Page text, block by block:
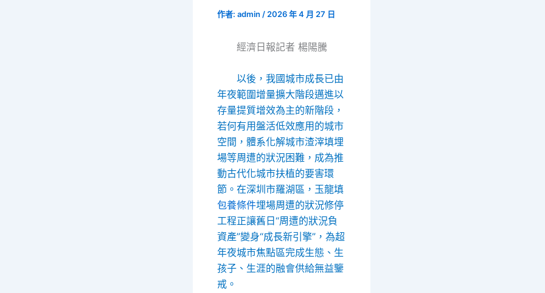
作者: admin / 2026 年 4 月 27 日
經濟日報記者 楊陽騰
以後，我國城市成長已由
年夜範圍增量擴大階段邁進以
存量提質增效為主的新階段，
若何有用盤活低效應用的城市
空間，體系化解城市渣滓填埋
場等周遭的狀況困難，成為推
動古代化城市扶植的要害環
節。在深圳市羅湖區，玉龍填
包養條件埋場周遭的狀況修停
工程正讓舊日“周遭的狀況負
資產”變身“成長新引擎”，為超
年夜城市焦點區完成生態、生
孩子、生涯的融會供給無益鑒
戒。